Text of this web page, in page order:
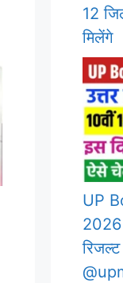
12
मिलेंगे
UP
2026
रिजल्ट